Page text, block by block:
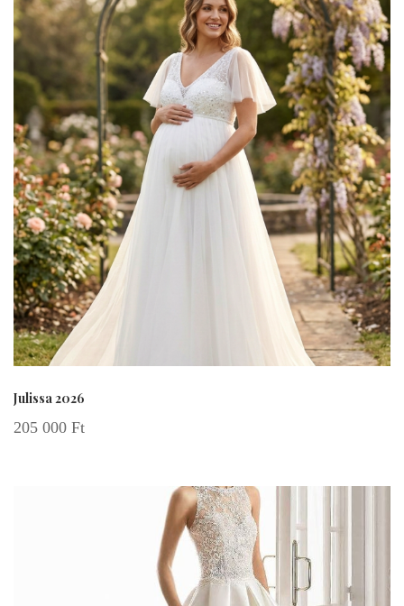
Julissa 2026
205 000 Ft